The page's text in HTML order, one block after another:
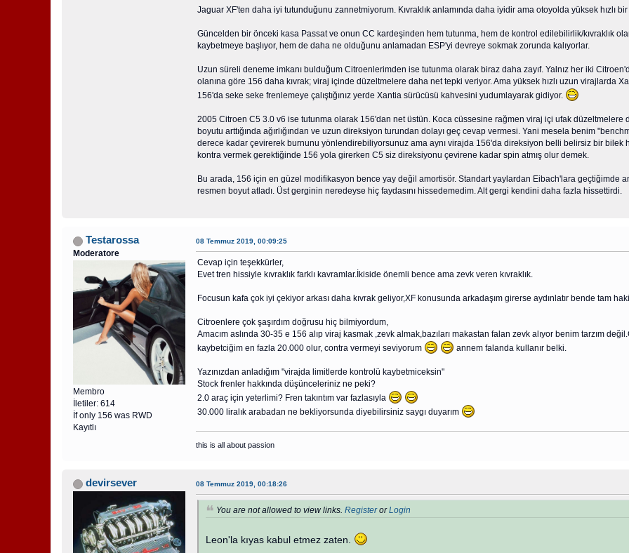
Jaguar XF'ten daha iyi tutunduğunu zannetmiyorum. Kıvraklık anlamında daha iyidir ama otoyolda yüksek hızlı
Güncelden bir önceki kasa Passat ve onun CC kardeşinden hem tutunma, hem de kontrol edilebilirlik/kıvraklık
kaybetmeye başlıyor, hem de daha ne olduğunu anlamadan ESP'yi devreye sokmak zorunda kalıyorlar.
Uzun süreli deneme imkanı bulduğum Citroenlerimden ise tutunma olarak biraz daha zayıf. Yalnız her iki
olanına göre 156 daha kıvrak; viraj içinde düzeltmelere daha net tepki veriyor. Ama yüksek hızlı uzun virajlarda
156'da seke seke frenlemeye çalıştığınız yerde Xantia sürücüsü kahvesini yudumlayarak gidiyor.
2005 Citroen C5 3.0 v6 ise tutunma olarak 156'dan net üstün. Koca cüssesine rağmen viraj içi ufak düzeltmelere
boyutu arttığında ağırlığından ve uzun direksiyon turundan dolayı geç cevap vermesi. Yani mesela benim
derece kadar çevirerek burnunu yönlendirebiliyorsunuz ama aynı virajda 156'da direksiyon belli belirsiz bir bilek
kontra vermek gerektiğinde 156 yola girerken C5 siz direksiyonu çevirene kadar spin atmış olur demek.
Bu arada, 156 için en güzel modifikasyon bence yay değil amortisör. Standart yaylardan Eibach'lara geçtiğimde
resmen boyut atladı. Üst gerginin neredeyse hiç faydasını hissedemedim. Alt gergi kendini daha fazla hissettirdi.
Testarossa
Moderatore
Membro
İletiler: 614
İf only 156 was RWD
Kayıtlı
08 Temmuz 2019, 00:09:25
Cevap için teşekkürler,
Evet tren hissiyle kıvraklık farklı kavramlar.İkiside önemli bence ama zevk veren kıvraklık.
Focusun kafa çok iyi çekiyor arkası daha kıvrak geliyor,XF konusunda arkadaşım girerse aydınlatır bende tam
Citroenlere çok şaşırdım doğrusu hiç bilmiyordum,
Amacım aslında 30-35 e 156 alıp viraj kasmak ,zevk almak,bazıları makastan falan zevk alıyor benim tarzım
kaybetciğim en fazla 20.000 olur, contra vermeyi seviyorum
annem falanda kullanır belki.
Yazınızdan anladığım "virajda limitlerde kontrolü kaybetmiceksin"
Stock frenler hakkında düşünceleriniz ne peki?
2.0 araç için yeterlimi? Fren takıntım var fazlasıyla
30.000 liralık arabadan ne bekliyorsunda diyebilirsiniz saygı duyarım
this is all about passion
devirsever 08 Temmuz 2019, 00:18:26
You are not allowed to view links. RegisterorLogin
Leon'la kıyas kabul etmez zaten.